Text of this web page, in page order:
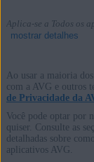
Aplica-se a Todos os
mostrar detalhes
Produtos:
Todos os
Sistemas
Ao usar a maioria
com a AVG e outros
de Privacidade da
Você pode optar por
quiser. Consulte as
detalhadas sobre
aplicativos AVG.